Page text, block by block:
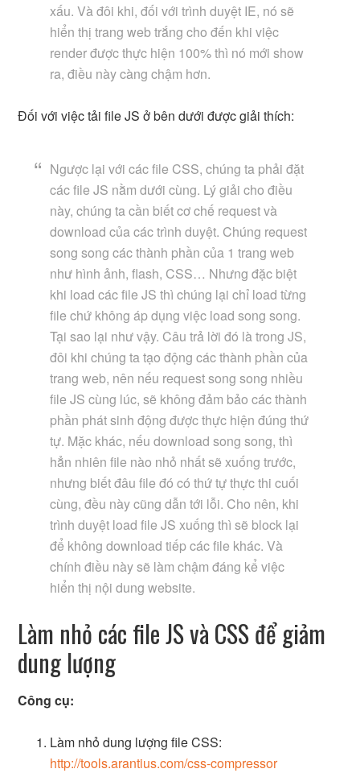
xấu. Và đôi khi, đối với trình duyệt IE, nó sẽ
hiển thị trang web trắng cho đến khi việc
render được thực hiện 100% thì nó mới show
ra, điều này càng chậm hơn.
Đối với việc tải file JS ở bên dưới được giải thích:
Ngược lại với các file CSS, chúng ta phải đặt
các file JS nằm dưới cùng. Lý giải cho điều
này, chúng ta cần biết cơ chế request và
download của các trình duyệt. Chúng request
song song các thành phần của 1 trang web
như hình ảnh, flash, CSS… Nhưng đặc biệt
khi load các file JS thì chúng lại chỉ load từng
file chứ không áp dụng việc load song song.
Tại sao lại như vậy. Câu trả lời đó là trong JS,
đôi khi chúng ta tạo động các thành phần của
trang web, nên nếu request song song nhiều
file JS cùng lúc, sẽ không đảm bảo các thành
phần phát sinh động được thực hiện đúng thứ
tự. Mặc khác, nếu download song song, thì
hẳn nhiên file nào nhỏ nhất sẽ xuống trước,
nhưng biết đâu file đó có thứ tự thực thi cuối
cùng, đều này cũng dẫn tới lỗi. Cho nên, khi
trình duyệt load file JS xuống thì sẽ block lại
để không download tiếp các file khác. Và
chính điều này sẽ làm chậm đáng kể việc
hiển thị nội dung website.
Làm nhỏ các file JS và CSS để giảm
dung lượng
Công cụ:
Làm nhỏ dung lượng file CSS:
http://tools.arantius.com/css-compressor